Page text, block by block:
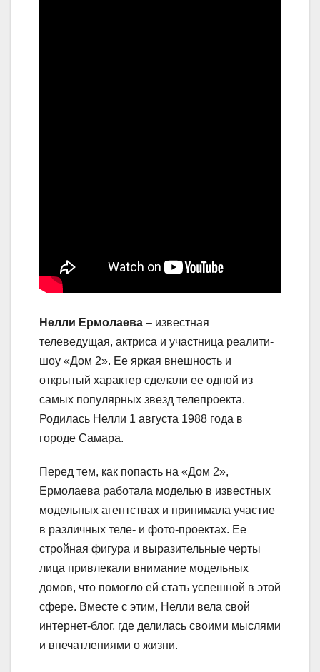
Нелли Ермолаева – известная
телеведущая, актриса и участница реалити-
шоу «Дом 2». Ее яркая внешность и
открытый характер сделали ее одной из
самых популярных звезд телепроекта.
Родилась Нелли 1 августа 1988 года в
городе Самара.
Перед тем, как попасть на «Дом 2»,
Ермолаева работала моделью в известных
модельных агентствах и принимала участие
в различных теле- и фото-проектах. Ее
стройная фигура и выразительные черты
лица привлекали внимание модельных
домов, что помогло ей стать успешной в этой
сфере. Вместе с этим, Нелли вела свой
интернет-блог, где делилась своими мыслями
и впечатлениями о жизни.